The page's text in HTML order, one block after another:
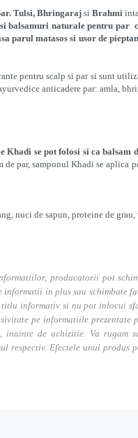
Tulsi, BhringarajsiBrahmi
balsamuri naturale pentru par
parul matasos si usor de
pentru scalp si par si sunt
anticadere par: amla,
Khadi se pot folosi si ca balsam
de par, samponul Khadi se aplica
nuci de sapun, proteine de
producatorii pot
informatii in plus sau schimbate
titlu informativ si nu pot inlocui
pe informatiile prezentate
de achizitie. Va rugam
respectiv. Efectele unui produs